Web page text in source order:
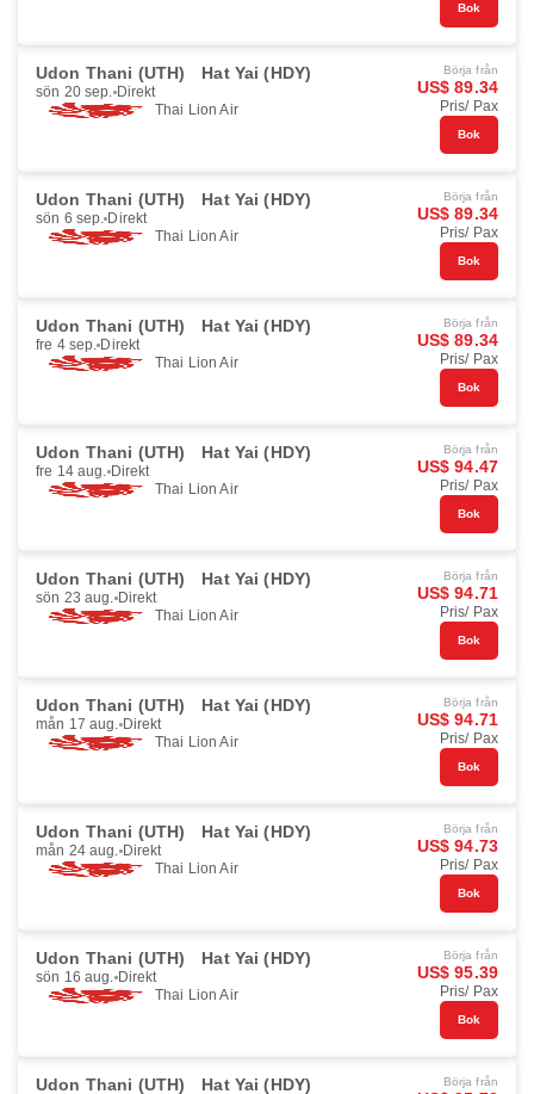
Bok
Udon Thani (UTH) Hat Yai (HDY)
sön 20 sep. Direkt
Thai Lion Air
Börja från
US$ 89.34
Pris/ Pax
Bok
Udon Thani (UTH) Hat Yai (HDY)
sön 6 sep. Direkt
Thai Lion Air
Börja från
US$ 89.34
Pris/ Pax
Bok
Udon Thani (UTH) Hat Yai (HDY)
fre 4 sep. Direkt
Thai Lion Air
Börja från
US$ 89.34
Pris/ Pax
Bok
Udon Thani (UTH) Hat Yai (HDY)
fre 14 aug. Direkt
Thai Lion Air
Börja från
US$ 94.47
Pris/ Pax
Bok
Udon Thani (UTH) Hat Yai (HDY)
sön 23 aug. Direkt
Thai Lion Air
Börja från
US$ 94.71
Pris/ Pax
Bok
Udon Thani (UTH) Hat Yai (HDY)
mån 17 aug. Direkt
Thai Lion Air
Börja från
US$ 94.71
Pris/ Pax
Bok
Udon Thani (UTH) Hat Yai (HDY)
mån 24 aug. Direkt
Thai Lion Air
Börja från
US$ 94.73
Pris/ Pax
Bok
Udon Thani (UTH) Hat Yai (HDY)
sön 16 aug. Direkt
Thai Lion Air
Börja från
US$ 95.39
Pris/ Pax
Bok
Udon Thani (UTH) Hat Yai (HDY) Börja från